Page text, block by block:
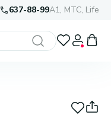
637-88-99A1, МТС, Life